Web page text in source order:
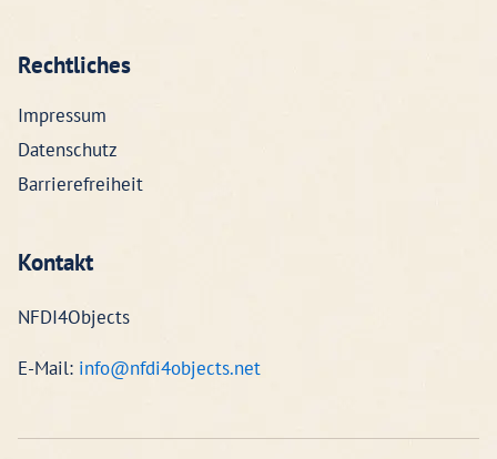
Rechtliches
Impressum
Datenschutz
Barrierefreiheit
Kontakt
NFDI4Objects
E-Mail: info@nfdi4objects.net